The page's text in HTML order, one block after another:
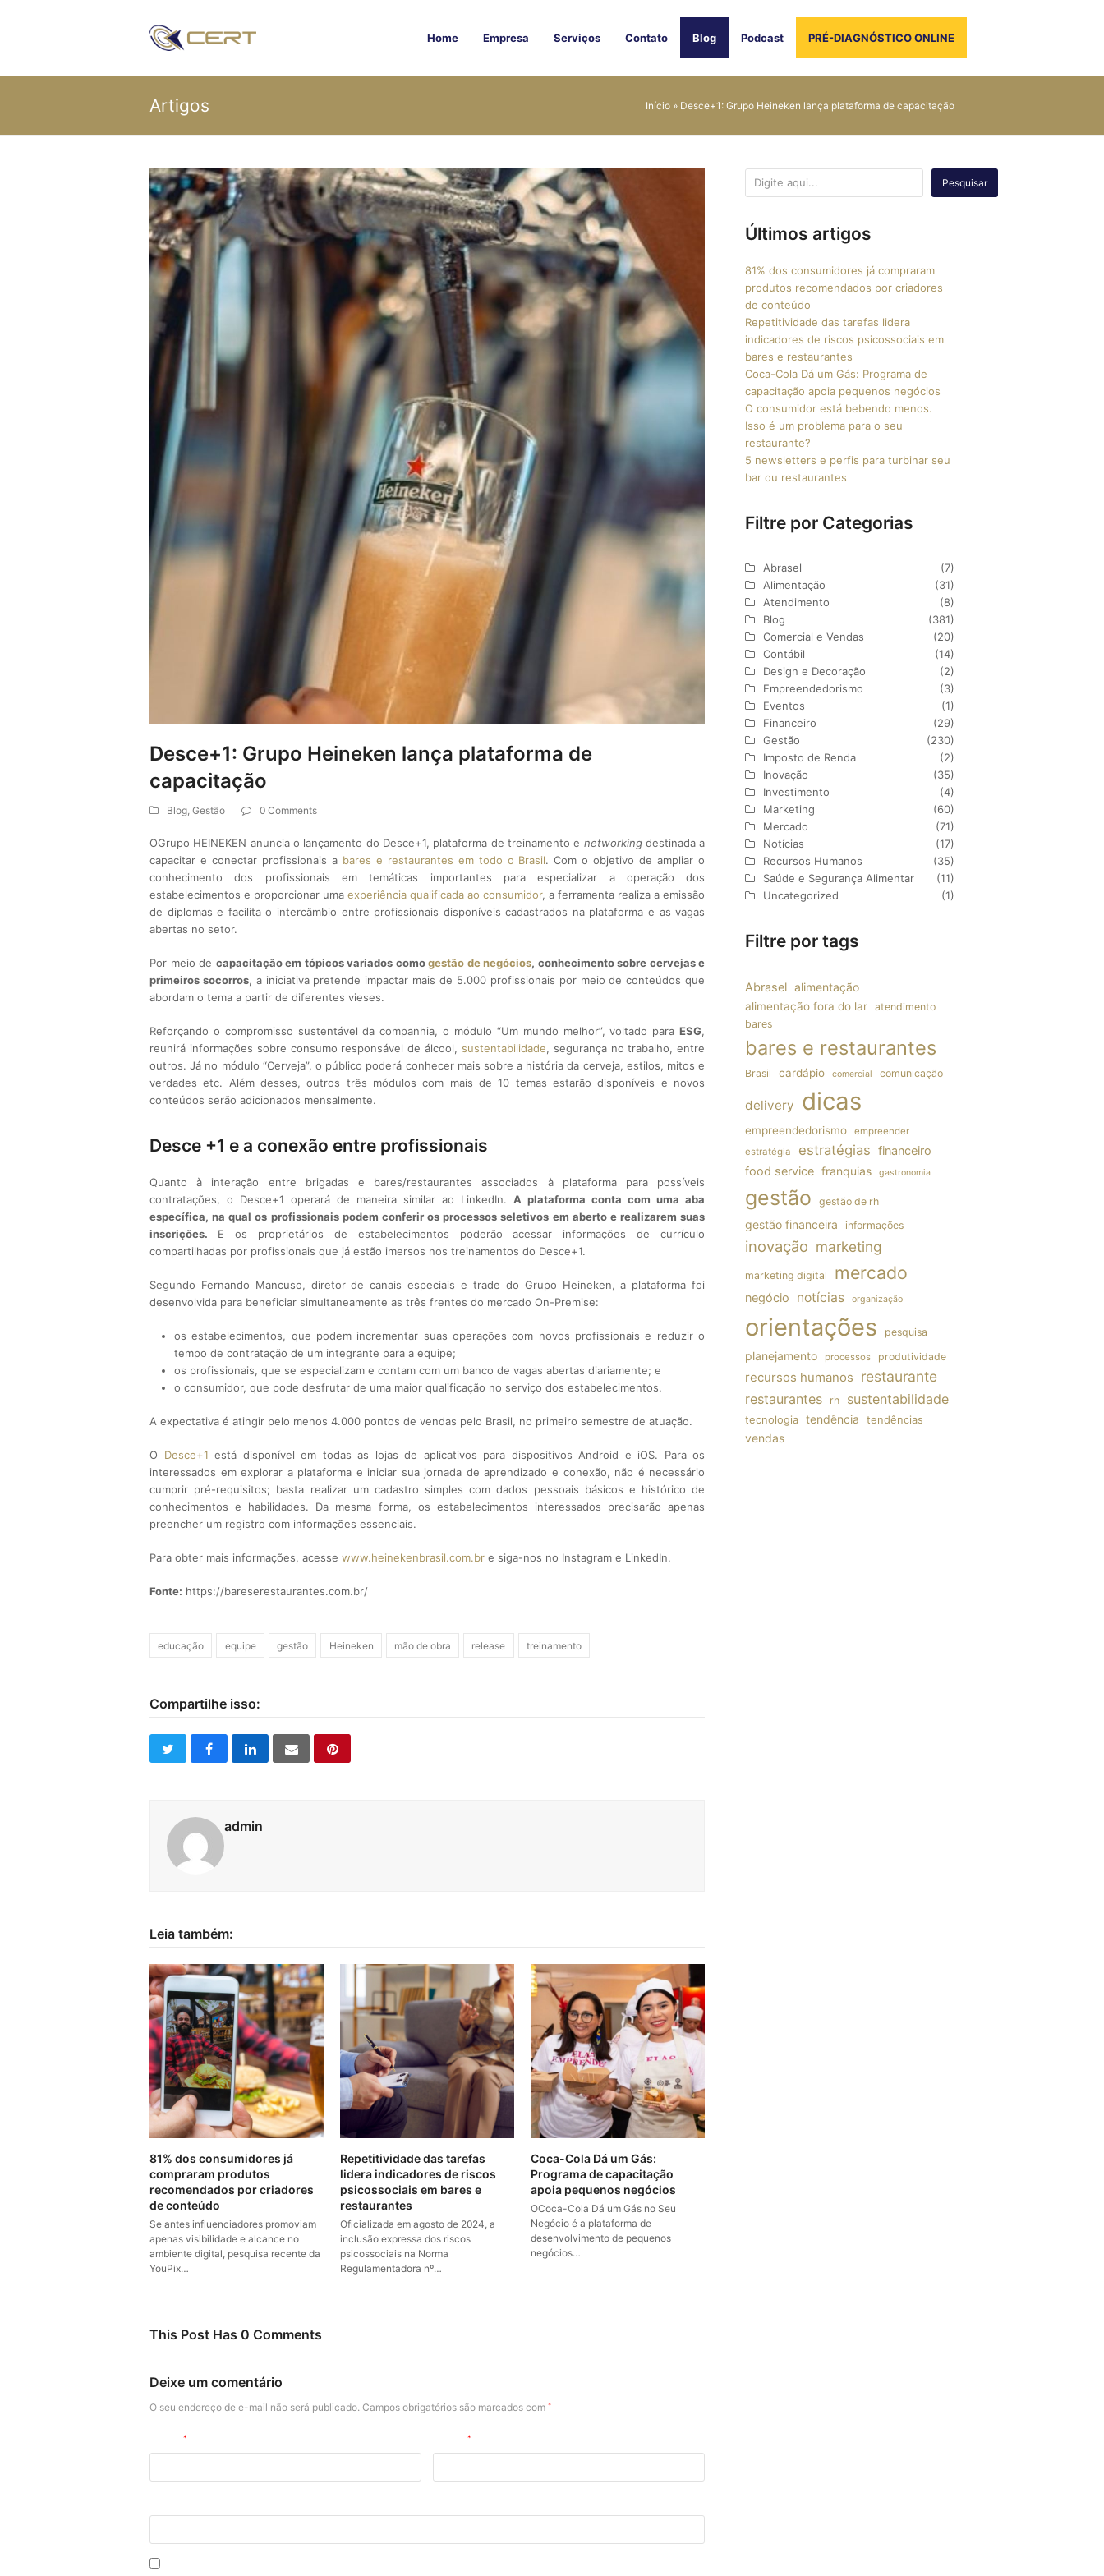
Home Empresa Serviços Contato Blog Podcast PRÉ-DIAGNÓSTICO ONLINE
Artigos Início » Desce+1: Grupo Heineken lança plataforma de capacitação
Desce+1: Grupo Heineken lança plataforma de
capacitação
Blog, Gestão 0 Comments
OGrupo HEINEKEN anuncia o lançamento do Desce+1, plataforma de treinamento e networkingdestinada a
capacitar e conectar profissionais a bares e restaurantes em todo o Brasil. Com o objetivo de ampliar o
conhecimento dos profissionais em temáticas importantes para especializar a operação dos
estabelecimentos e proporcionar umaexperiência qualificada ao consumidor, a ferramenta realiza a emissão
de diplomas e facilita o intercâmbio entre profissionais disponíveis cadastrados na plataforma e as vagas
abertas no setor.
Por meio de capacitação em tópicos variados comogestão de negócios, conhecimento sobre cervejas e
primeiros socorros, a iniciativa pretende impactar mais de 5.000 profissionais por meio de conteúdos que
abordam o tema a partir de diferentes vieses.
Reforçando o compromisso sustentável da companhia, o módulo “Um mundo melhor”, voltado paraESG,
reunirá informações sobre consumo responsável de álcool, sustentabilidade, segurança no trabalho, entre
outros. Já no módulo “Cerveja”, o público poderá conhecer mais sobre a história da cerveja, estilos, mitos e
verdades etc. Além desses, outros três módulos com mais de 10 temas estarão disponíveis e novos
conteúdos serão adicionados mensalmente.
Desce +1 e a conexão entre profissionais
Quanto à interação entre brigadas e bares/restaurantes associados à plataforma para possíveis
contratações, o Desce+1 operará de maneira similar ao LinkedIn.A plataforma conta com uma aba
específica, na qual os profissionais podem conferir os processos seletivos em aberto e realizarem suas
inscrições. E os proprietários de estabelecimentos poderão acessar informações de currículo
compartilhadas por profissionais que já estão imersos nos treinamentos do Desce+1.
Segundo Fernando Mancuso, diretor de canais especiais e trade do Grupo Heineken, a plataforma foi
desenvolvida para beneficiar simultaneamente as três frentes do mercado On-Premise:
os estabelecimentos, que podem incrementar suas operações com novos profissionais e reduzir o
tempo de contratação de um integrante para a equipe;
os profissionais, que se especializam e contam com um banco de vagas abertas diariamente; e
o consumidor, que pode desfrutar de uma maior qualificação no serviço dos estabelecimentos.
A expectativa é atingir pelo menos 4.000 pontos de vendas pelo Brasil, no primeiro semestre de atuação.
O Desce+1 está disponível em todas as lojas de aplicativos para dispositivos Android e iOS. Para os
interessados em explorar a plataforma e iniciar sua jornada de aprendizado e conexão, não é necessário
cumprir pré-requisitos; basta realizar um cadastro simples com dados pessoais básicos e histórico de
conhecimentos e habilidades. Da mesma forma, os estabelecimentos interessados precisarão apenas
preencher um registro com informações essenciais.
Para obter mais informações, acesse www.heinekenbrasil.com.br e siga-nos no Instagram e LinkedIn.
Fonte: https://bareserestaurantes.com.br/
educação equipe gestão Heineken mão de obra release treinamento
Compartilhe isso:
twitterfacebooklinkedinemail pinterest
admin
Leia também:
81% dos consumidores já
compraram produtos
recomendados por criadores
de conteúdo
Se antes influenciadores promoviam
apenas visibilidade e alcance no
ambiente digital, pesquisa recente da
YouPix…
Repetitividade das tarefas
lidera indicadores de riscos
psicossociais em bares e
restaurantes
Oficializada em agosto de 2024, a
inclusão expressa dos riscos
psicossociais na Norma
Regulamentadora nº…
Coca-Cola Dá um Gás:
Programa de capacitação
apoia pequenos negócios
OCoca-Cola Dá um Gás no Seu
Negócio é a plataforma de
desenvolvimento de pequenos
negócios…
This Post Has 0 Comments
Deixe um comentário
O seu endereço de e-mail não será publicado. Campos obrigatórios são marcados com *
* *
Pesquisar
Últimos artigos
81% dos consumidores já compraram
produtos recomendados por criadores
de conteúdo
Repetitividade das tarefas lidera
indicadores de riscos psicossociais em
bares e restaurantes
Coca-Cola Dá um Gás: Programa de
capacitação apoia pequenos negócios
O consumidor está bebendo menos.
Isso é um problema para o seu
restaurante?
5 newsletters e perfis para turbinar seu
bar ou restaurantes
Filtre por Categorias
Abrasel
(7)
Alimentação
(31)
Atendimento
(8)
Blog
(381)
Comercial e Vendas
(20)
Contábil
(14)
Design e Decoração
(2)
Empreendedorismo
(3)
Eventos
(1)
Financeiro
(29)
Gestão
(230)
Imposto de Renda
(2)
Inovação
(35)
Investimento
(4)
Marketing
(60)
Mercado
(71)
Notícias
(17)
Recursos Humanos
(35)
Saúde e Segurança Alimentar
(11)
Uncategorized
(1)
Filtre por tags
Abrasel alimentação
alimentação fora do lar
atendimento
bares
bares e restaurantes
Brasil cardápio comercial comunicação
delivery dicas
empreendedorismo
empreender
estratégia
estratégias financeiro
food service franquias gastronomia
gestão gestão de rh
gestão financeira informações
inovação marketing
marketing digital mercado
negócio notícias organização
orientações pesquisa
planejamento processos produtividade
recursos humanos restaurante
restaurantes rh sustentabilidade
tecnologia tendência tendências
vendas